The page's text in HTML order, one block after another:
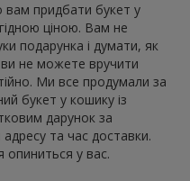
вам придбати букет у
ціною. Вам не
подарунка і думати, як
не можете вручити
Ми все продумали за
букет у кошику із
дарунок за
та час доставки.
опиниться у вас.